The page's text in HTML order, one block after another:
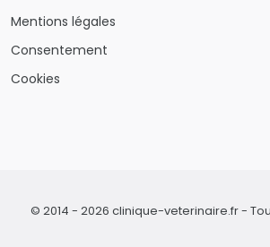
Mentions légales
Consentement
Cookies
© 2014 - 2026 clinique-veterinaire.fr -